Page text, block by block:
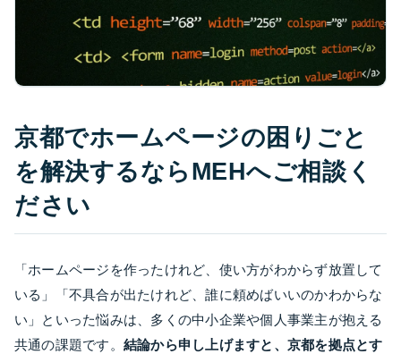
京都でホームページの困りごと
を解決するならMEHへご相談く
ださい
「ホームページを作ったけれど、使い方がわからず放置して
いる」「不具合が出たけれど、誰に頼めばいいのかわからな
い」といった悩みは、多くの中小企業や個人事業主が抱える
共通の課題です。 結論から申し上げますと、京都を拠点とす